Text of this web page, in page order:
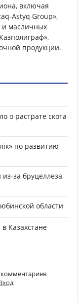
включая
Astyq Group»,
и масличных
продукции.
о растрате скота
по развитию
за бруцеллеза
области
Казахстане